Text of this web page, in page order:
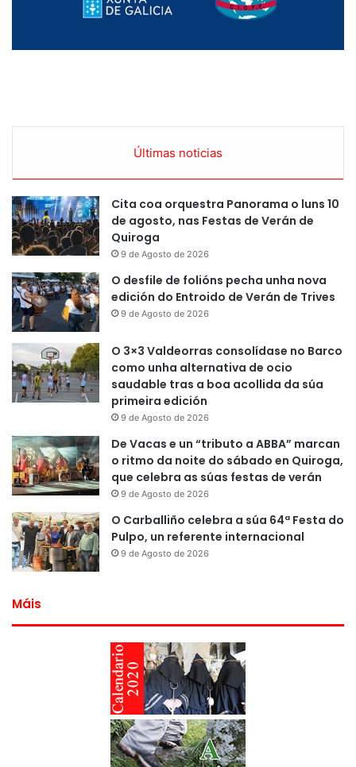
Últimas noticias
Cita coa orquestra Panorama o luns 10
de agosto, nas Festas de Verán de
Quiroga
9 de Agosto de 2026
O desfile de folións pecha unha nova
edición do Entroido de Verán de Trives
9 de Agosto de 2026
O 3×3 Valdeorras consolídase no Barco
como unha alternativa de ocio
saudable tras a boa acollida da súa
primeira edición
9 de Agosto de 2026
De Vacas e un “tributo a ABBA” marcan
o ritmo da noite do sábado en Quiroga,
que celebra as súas festas de verán
9 de Agosto de 2026
O Carballiño celebra a súa 64ª Festa do
Pulpo, un referente internacional
9 de Agosto de 2026
Máis